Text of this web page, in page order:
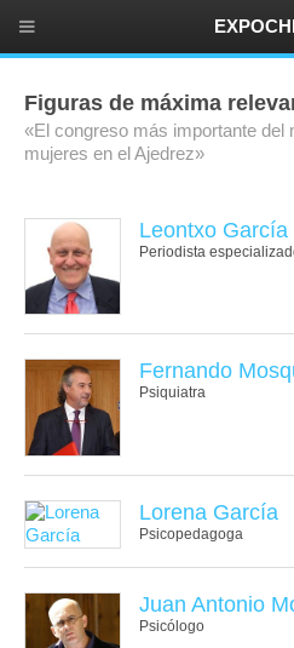
Figuras de máxima
«El congreso más importante del
mujeres en el Ajedrez»
Leontxo García
Periodista
Fernando
Psiquiatra
Lorena García
Psicopedagoga
Juan Antonio
Psicólogo